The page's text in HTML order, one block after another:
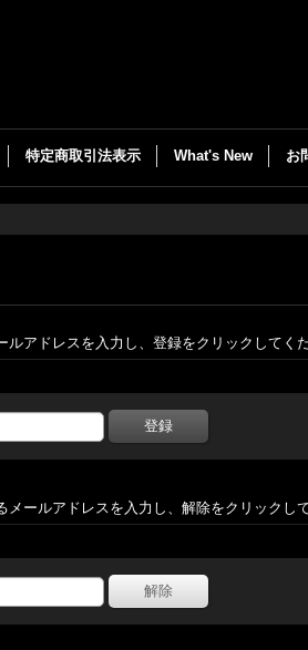
特定商取引法表示 What's New お
アドレスを入力し、登録をクリックしてくだ
ールアドレスを入力し、解除をクリックして